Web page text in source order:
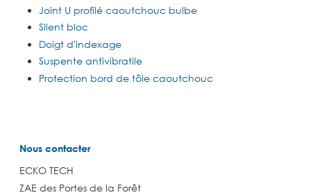
Joint U profilé caoutchouc bulbe
Silent bloc
Doigt d'indexage
Suspente antivibratile
Protection bord de tôle caoutchouc
Nous contacter
ECKO TECH
ZAE des Portes de la Forêt